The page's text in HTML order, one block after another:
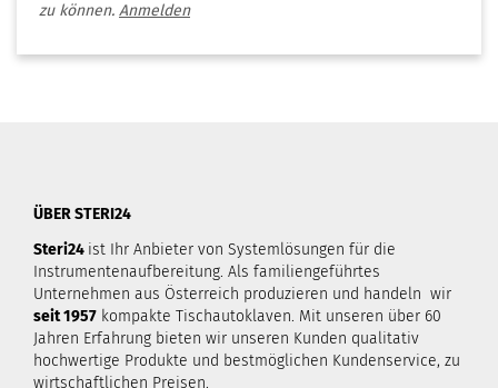
zu können. Anmelden
ÜBER STERI24
Steri24 ist Ihr Anbieter von Systemlösungen für die
Instrumentenaufbereitung. Als familiengeführtes
Unternehmen aus Österreich produzieren und handeln wir
seit 1957 kompakte Tischautoklaven. Mit unseren über 60
Jahren Erfahrung bieten wir unseren Kunden qualitativ
hochwertige Produkte und bestmöglichen Kundenservice, zu
wirtschaftlichen Preisen.